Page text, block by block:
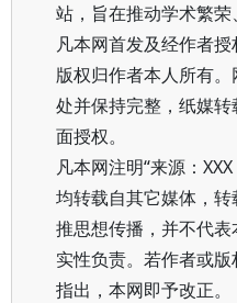
站，旨在推动学术繁荣
凡本网首发及经作者
版权归作者本人所有
处并保持完整，纸媒
面授权。
凡本网注明“来源：
均转载自其它媒体，
推思想传播，并不代
实性负责。若作者或
指出，本网即予改正。